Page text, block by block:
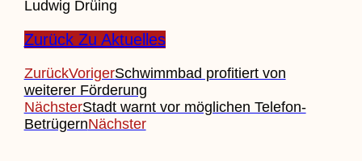
Ludwig Drüing
Zurück Zu Aktuelles
ZurückVorigerSchwimmbad profitiert von
weiterer Förderung
NächsterStadt warnt vor möglichen Telefon-
BetrügernNächster